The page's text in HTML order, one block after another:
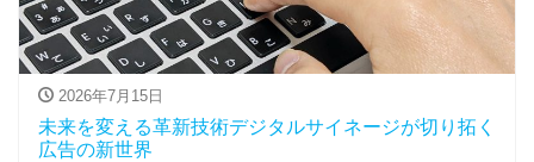
2026年7月15日
未来を変える革新技術デジタルサイネージが切り拓く
広告の新世界